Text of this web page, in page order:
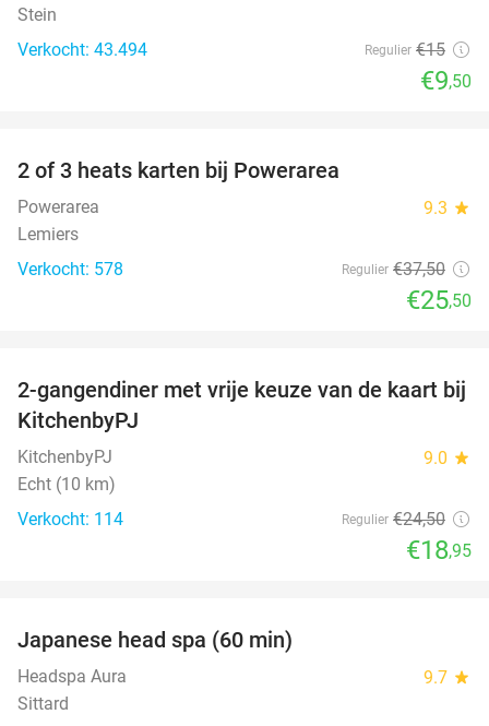
Stein
Verkocht: 43.494
Regulier €15
€9,50
2 of 3 heats karten bij Powerarea
Powerarea 9.3 star
Lemiers
Verkocht: 578
Regulier €37,50
€25,50
23%
2-gangendiner met vrije keuze van de kaart bij
KitchenbyPJ
KitchenbyPJ 9.0 star
Echt (10 km)
Verkocht: 114
Regulier €24,50
€18,95
Japanese head spa (60 min)
Headspa Aura 9.7 star
Sittard